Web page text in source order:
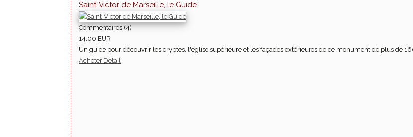
Saint-Victor de Marseille, le Guide
Commentaires (4)
14.00 EUR
Un guide pour découvrir les cryptes, l'église supérieure et les façades extérieures de ce monument de plus de
Acheter Détail